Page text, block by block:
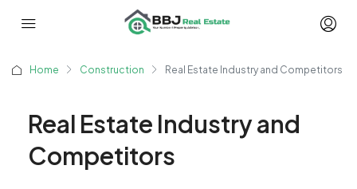
Home Construction Real Estate Industry and Competitors
Real Estate Industry and
Competitors